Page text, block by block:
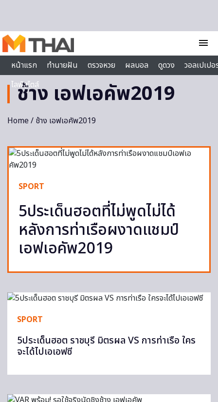
menu
หน้าแรก
ทำนายฝัน ตรวจหวย ผลบอล ดูดวง
วอลเปเป
ไลฟ์สไตล์
ช้าง เอฟเอคัพ2019
Home/ ช้าง เอฟเอคัพ2019
SPORT
5ประเด็นฮอตที่ไม่พูดไม่ได้
หลังการท่าเรือผงาดแชมป์
เอฟเอคัพ2019
SPORT
5ประเด็นฮอต ราชบุรี มิตรผล VS การท่าเรือ ใคร
จะได้ไปเอเอฟซี